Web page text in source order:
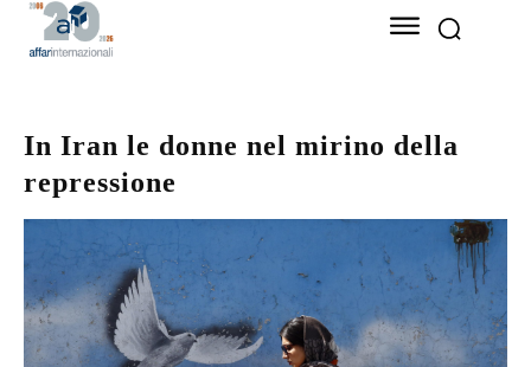
In Iran le donne nel mirino della
repressione